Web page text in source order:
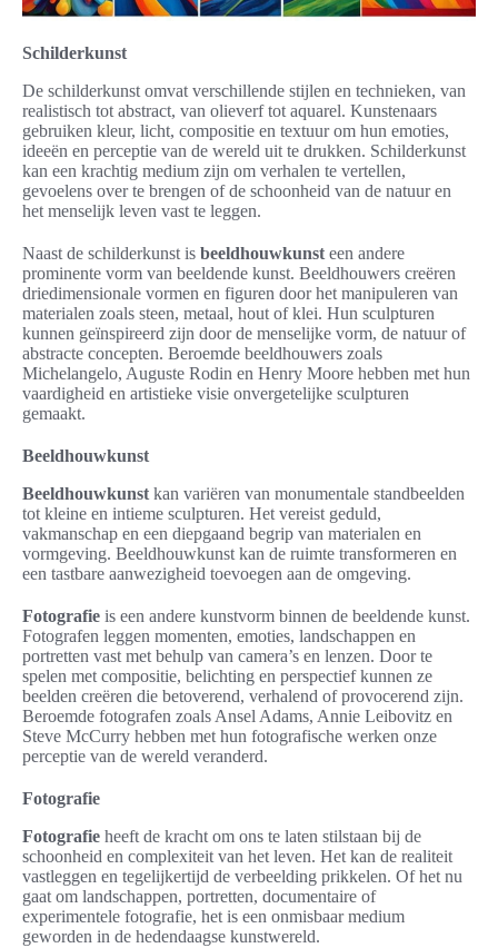
Schilderkunst
De schilderkunst omvat verschillende stijlen en technieken, van
realistisch tot abstract, van olieverf tot aquarel. Kunstenaars
gebruiken kleur, licht, compositie en textuur om hun emoties,
ideeën en perceptie van de wereld uit te drukken. Schilderkunst
kan een krachtig medium zijn om verhalen te vertellen,
gevoelens over te brengen of de schoonheid van de natuur en
het menselijk leven vast te leggen.
Naast de schilderkunst is beeldhouwkunst een andere
prominente vorm van beeldende kunst. Beeldhouwers creëren
driedimensionale vormen en figuren door het manipuleren van
materialen zoals steen, metaal, hout of klei. Hun sculpturen
kunnen geïnspireerd zijn door de menselijke vorm, de natuur of
abstracte concepten. Beroemde beeldhouwers zoals
Michelangelo, Auguste Rodin en Henry Moore hebben met hun
vaardigheid en artistieke visie onvergetelijke sculpturen
gemaakt.
Beeldhouwkunst
Beeldhouwkunst kan variëren van monumentale standbeelden
tot kleine en intieme sculpturen. Het vereist geduld,
vakmanschap en een diepgaand begrip van materialen en
vormgeving. Beeldhouwkunst kan de ruimte transformeren en
een tastbare aanwezigheid toevoegen aan de omgeving.
Fotografie is een andere kunstvorm binnen de beeldende kunst.
Fotografen leggen momenten, emoties, landschappen en
portretten vast met behulp van camera’s en lenzen. Door te
spelen met compositie, belichting en perspectief kunnen ze
beelden creëren die betoverend, verhalend of provocerend zijn.
Beroemde fotografen zoals Ansel Adams, Annie Leibovitz en
Steve McCurry hebben met hun fotografische werken onze
perceptie van de wereld veranderd.
Fotografie
Fotografie heeft de kracht om ons te laten stilstaan bij de
schoonheid en complexiteit van het leven. Het kan de realiteit
vastleggen en tegelijkertijd de verbeelding prikkelen. Of het nu
gaat om landschappen, portretten, documentaire of
experimentele fotografie, het is een onmisbaar medium
geworden in de hedendaagse kunstwereld.